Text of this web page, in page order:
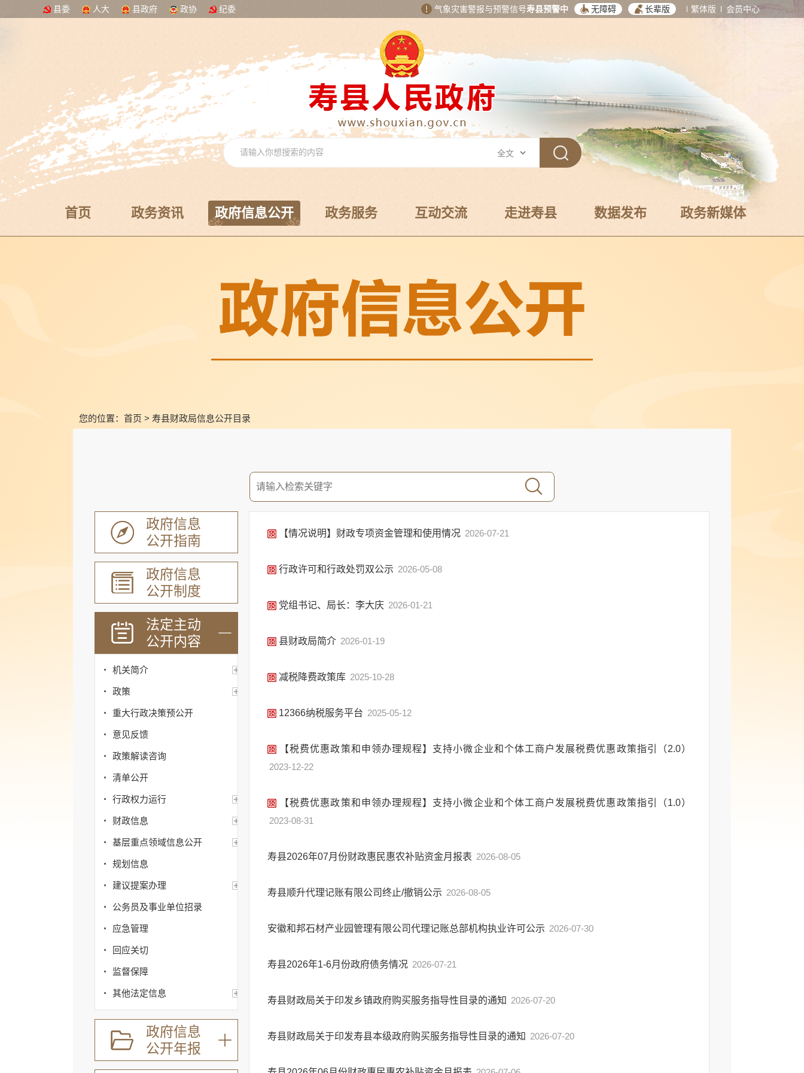
县委 人大 县政府 政协 纪委 气象灾害警报与预警信号寿县预警中 无障碍 长辈版 繁体版 会员中心
首页 政务资讯 政府信息公开 政务服务 互动交流 走进寿县 数据发布 政务新媒体
您的位置： 首页 > 寿县财政局信息公开目录
政府信息
公开指南
政府信息
公开制度
法定主动
公开内容
机关简介
政策
重大行政决策预公开
意见反馈
政策解读咨询
清单公开
行政权力运行
财政信息
基层重点领域信息公开
规划信息
建议提案办理
公务员及事业单位招录
应急管理
回应关切
监督保障
其他法定信息
政府信息
公开年报
【情况说明】财政专项资金管理和使用情况 2026-07-21
行政许可和行政处罚双公示 2026-05-08
党组书记、局长：李大庆 2026-01-21
县财政局简介 2026-01-19
减税降费政策库 2025-10-28
12366纳税服务平台 2025-05-12
【税费优惠政策和申领办理规程】支持小微企业和个体工商户发展税费优惠政策指引（2.0）
2023-12-22
【税费优惠政策和申领办理规程】支持小微企业和个体工商户发展税费优惠政策指引（1.0）
2023-08-31
寿县2026年07月份财政惠民惠农补贴资金月报表 2026-08-05
寿县顺升代理记账有限公司终止/撤销公示 2026-08-05
安徽和邦石材产业园管理有限公司代理记账总部机构执业许可公示 2026-07-30
寿县2026年1-6月份政府债务情况 2026-07-21
寿县财政局关于印发乡镇政府购买服务指导性目录的通知 2026-07-20
寿县财政局关于印发寿县本级政府购买服务指导性目录的通知 2026-07-20